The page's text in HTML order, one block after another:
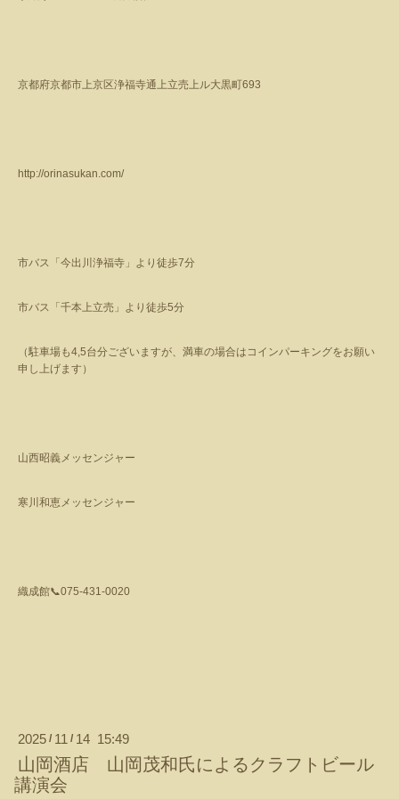
京都府京都市上京区浄福寺通上立売上ル大黒町693
http://orinasukan.com/
市バス「今出川浄福寺」より徒歩7分
市バス「千本上立売」より徒歩5分
（駐車場も4,5台分ございますが、満車の場合はコインパーキングをお願い
申し上げます）
山西昭義メッセンジャー
寒川和恵メッセンジャー
織成館📞075-431-0020
2025 / 11 / 14 15:49
山岡酒店 山岡茂和氏によるクラフトビール
講演会